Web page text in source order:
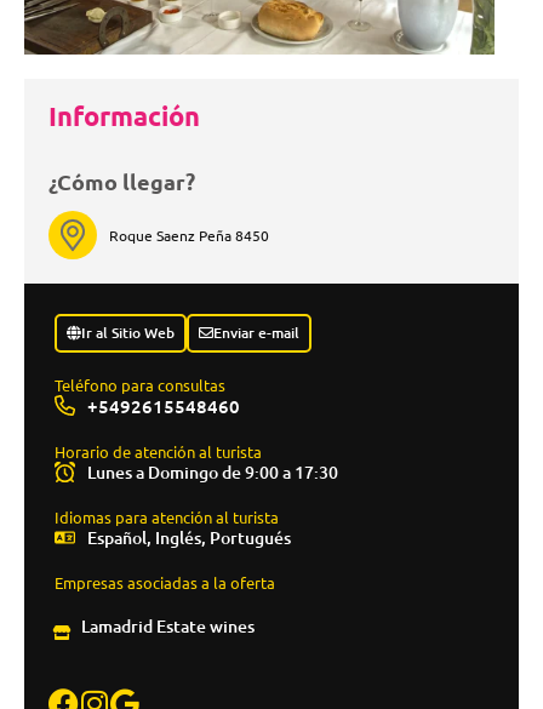
Información
¿Cómo llegar?
Roque Saenz Peña 8450
Teléfono para consultas
+5492615548460
Ir al Sitio Web Enviar e-mail
Horario de atención al turista
Lunes a Domingo de 9:00 a 17:30
Idiomas para atención al turista
Español, Inglés, Portugués
Empresas asociadas a la oferta
Lamadrid Estate wines